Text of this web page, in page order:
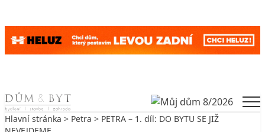
Skip to content
Hlavní stránka > Petra > PETRA – 1. díl: DO BYTU SE JIŽ